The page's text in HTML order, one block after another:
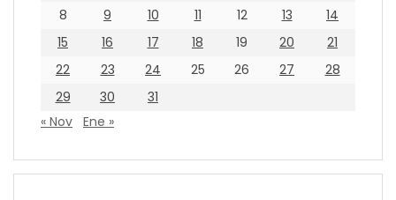
8
9 10 11 12 13
14
15
16 17 18 19 20
21
22
23 24 25 26 27
28
29
30
31
« Nov Ene »